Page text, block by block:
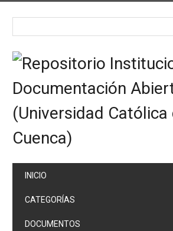
INICIO
CATEGORÍAS
DOCUMENTOS